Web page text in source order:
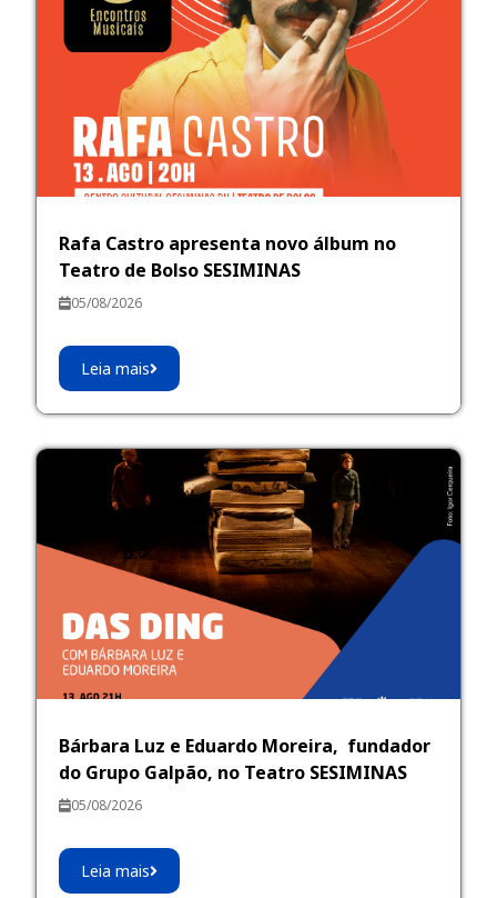
Rafa Castro apresenta novo álbum no
Teatro de Bolso SESIMINAS
05/08/2026
Leia mais
Bárbara Luz e Eduardo Moreira, fundador
do Grupo Galpão, no Teatro SESIMINAS
05/08/2026
Leia mais